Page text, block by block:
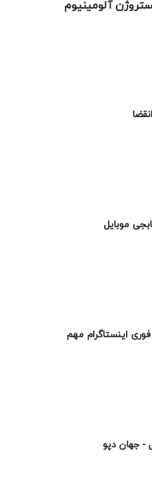
آلومینیوم
موبایل
اینستاگرام مهم
- جهان دپو